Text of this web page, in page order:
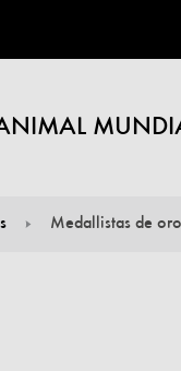
Medallistas de